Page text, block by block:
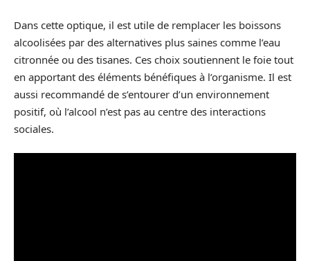
Dans cette optique, il est utile de remplacer les boissons
alcoolisées par des alternatives plus saines comme l’eau
citronnée ou des tisanes. Ces choix soutiennent le foie tout
en apportant des éléments bénéfiques à l’organisme. Il est
aussi recommandé de s’entourer d’un environnement
positif, où l’alcool n’est pas au centre des interactions
sociales.